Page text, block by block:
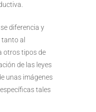
se diferencia y
al
otros tipos de
de las leyes
unas imágenes
tales